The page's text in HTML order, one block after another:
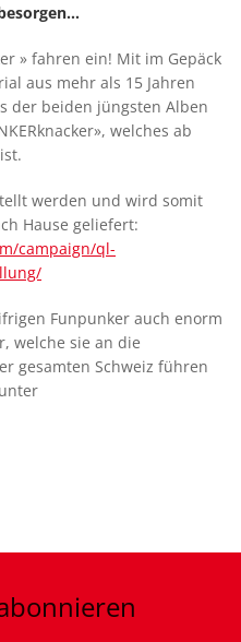
» fahren ein! Mit im Gepäck
aus mehr als 15 Jahren
der beiden jüngsten Alben
welches ab
werden und wird somit
Hause geliefert:
campaign/ql-
Funpunker auch enorm
welche sie an die
gesamten Schweiz führen